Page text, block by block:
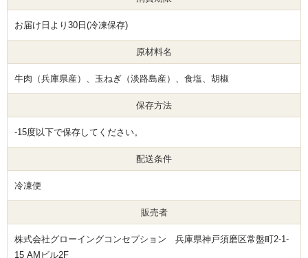
お届け日より30日(冷凍保存)
原材料名
牛肉（兵庫県産）、玉ねぎ（淡路島産）、食塩、胡椒
保存方法
-15度以下で保存してください。
配送条件
冷凍便
販売者
株式会社グローイングコンセプション 兵庫県神戸須磨区常盤町2-1-
15 AMビル2F